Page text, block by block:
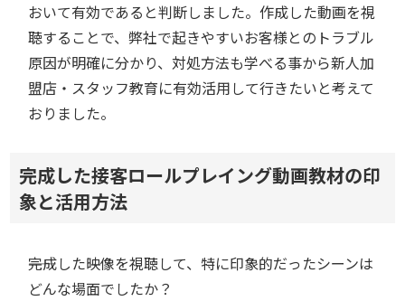
おいて有効であると判断しました。作成した動画を視
聴することで、弊社で起きやすいお客様とのトラブル
原因が明確に分かり、対処方法も学べる事から新人加
盟店・スタッフ教育に有効活用して行きたいと考えて
おりました。
完成した接客ロールプレイング動画教材の印
象と活用方法
――完成した映像を視聴して、特に印象的だったシーンは
どんな場面でしたか？